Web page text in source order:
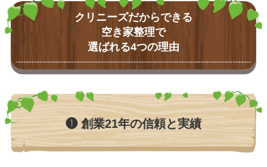
クリニーズだからできる
空き家整理で
選ばれる4つの理由
❶ 創業21年の信頼と実績